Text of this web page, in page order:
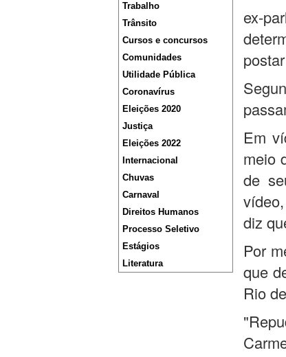
Trabalho
Trânsito
Cursos e concursos
Comunidades
Utilidade Pública
Coronavírus
Eleições 2020
Justiça
Eleições 2022
Internacional
Chuvas
Carnaval
Direitos Humanos
Processo Seletivo
Estágios
Literatura
ex-
Em
meio
de
diz
Por
que
Rio